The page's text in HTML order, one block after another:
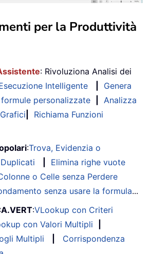
per la Produttività
: Rivoluziona Analisi dei
Intelligente
Genera
personalizzate
Analizza
Richiama Funzioni
:Trova, Evidenzia o
Elimina righe vuote
o Celle senza Perdere
senza usare la formula...
:VLookup con Criteri
con Valori Multipli
Multipli
Corrispondenza